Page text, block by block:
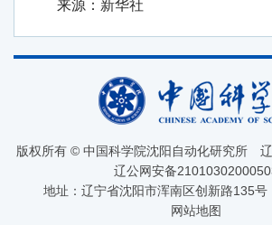
来源：新华社
版权所有 © 中国科学院沈阳自动化研究所
辽公网安备
地址：辽宁省沈阳市浑南区创新路135号
网站地图